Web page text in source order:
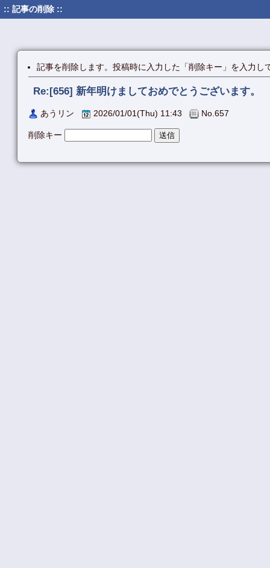
:: 記事の削除 ::
記事を削除します。投稿時に入力した「削除キー」を入力し
Re:[656] 新年明けましておめでとうございます。
あうリン 2026/01/01(Thu) 11:43 No.657
削除キー